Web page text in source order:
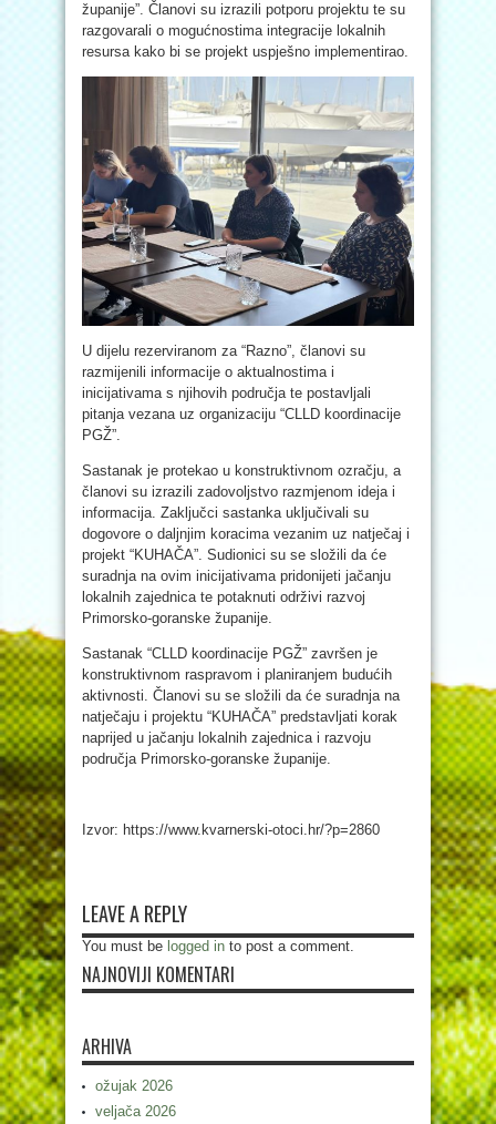
županije”. Članovi su izrazili potporu projektu te su
razgovarali o mogućnostima integracije lokalnih
resursa kako bi se projekt uspješno implementirao.
U dijelu rezerviranom za “Razno”, članovi su
razmijenili informacije o aktualnostima i
inicijativama s njihovih područja te postavljali
pitanja vezana uz organizaciju “CLLD koordinacije
PGŽ”.
Sastanak je protekao u konstruktivnom ozračju, a
članovi su izrazili zadovoljstvo razmjenom ideja i
informacija. Zaključci sastanka uključivali su
dogovore o daljnjim koracima vezanim uz natječaj i
projekt “KUHAČA”. Sudionici su se složili da će
suradnja na ovim inicijativama pridonijeti jačanju
lokalnih zajednica te potaknuti održivi razvoj
Primorsko-goranske županije.
Sastanak “CLLD koordinacije PGŽ” završen je
konstruktivnom raspravom i planiranjem budućih
aktivnosti. Članovi su se složili da će suradnja na
natječaju i projektu “KUHAČA” predstavljati korak
naprijed u jačanju lokalnih zajednica i razvoju
područja Primorsko-goranske županije.
Izvor: https://www.kvarnerski-otoci.hr/?p=2860
LEAVE A REPLY
You must be logged in to post a comment.
NAJNOVIJI KOMENTARI
ARHIVA
ožujak 2026
veljača 2026